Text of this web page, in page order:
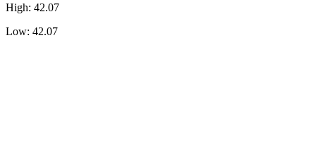
High: 42.07
Low: 42.07